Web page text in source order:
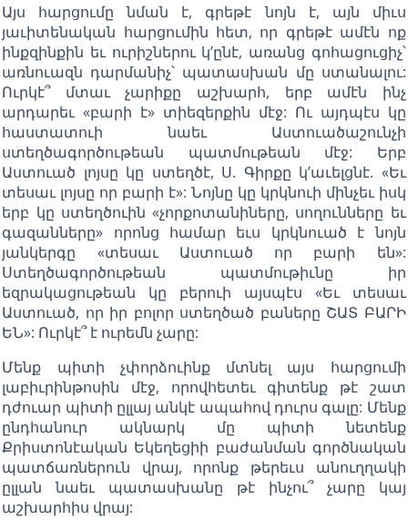
Այս հարցումը նման է, գրեթէ նոյն է, այն միւս
յաւիտենական հարցումին հետ, որ գրեթէ ամէն ոք
ինքզինքին եւ ուրիշներու կ’ընէ, առանց գոհացուցիչ՝
առնուազն դարմանիչ՝ պատասխան մը ստանալու:
Ուրկէ՞ մտաւ չարիքը աշխարհ, երբ ամէն ինչ
արդարեւ «բարի է» տիեզերքին մէջ: Ու այդպէս կը
հաստատուի նաեւ Աստուածաշունչի
ստեղծագործութեան պատմութեան մէջ: Երբ
Աստուած լոյսը կը ստեղծէ, Ս. Գիրքը կ’աւելցնէ. «Եւ
տեսաւ լոյսը որ բարի է»: Նոյնը կը կրկնուի մինչեւ իսկ
երբ կը ստեղծուին «չորքոտանիները, սողունները եւ
գազանները» որոնց համար եւս կրկնուած է նոյն
յանկերգը «տեսաւ Աստուած որ բարի են»:
Ստեղծագործութեան պատմութիւնը իր
եզրակացութեան կը բերուի այսպէս «Եւ տեսաւ
Աստուած, որ իր բոլոր ստեղծած բաները ՇԱՏ ԲԱՐԻ
ԵՆ»: Ուրկէ՞ է ուրեմն չարը:
Մենք պիտի չփորձուինք մտնել այս հարցումի
լաբիւրինթոսին մէջ, որովհետեւ գիտենք թէ շատ
դժուար պիտի ըլլայ անկէ ապահով դուրս գալը: Մենք
ընդհանուր ակնարկ մը պիտի նետենք
Քրիստոնէական Եկեղեցիի բաժանման գործնական
պատճառներուն վրայ, որոնք թերեւս անուղղակի
ըլլան նաեւ պատասխանը թէ ինչու՞ չարը կայ
աշխարհիս վրայ: